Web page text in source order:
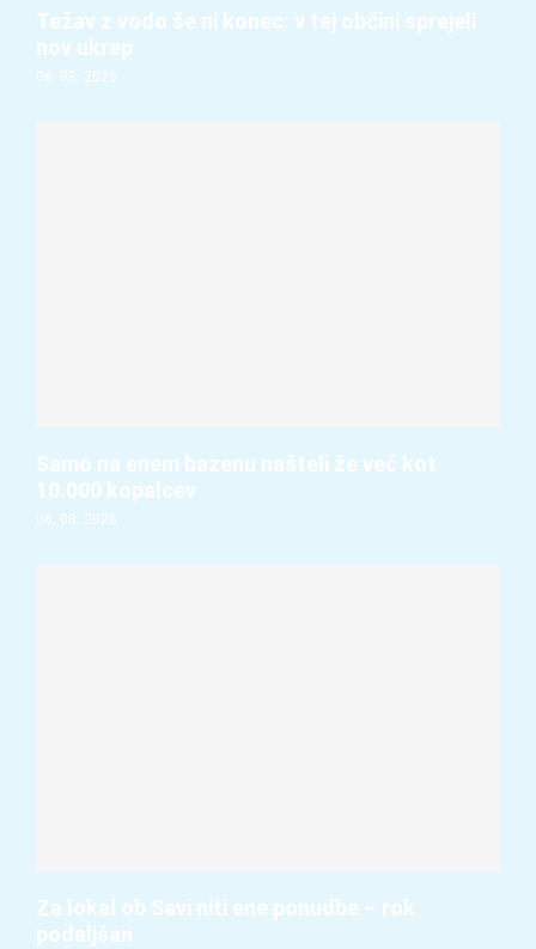
Težav z vodo še ni konec: v tej občini sprejeli
nov ukrep
06. 08. 2026
Samo na enem bazenu našteli že več kot
10.000 kopalcev
06. 08. 2026
Za lokal ob Savi niti ene ponudbe – rok
podaljšan